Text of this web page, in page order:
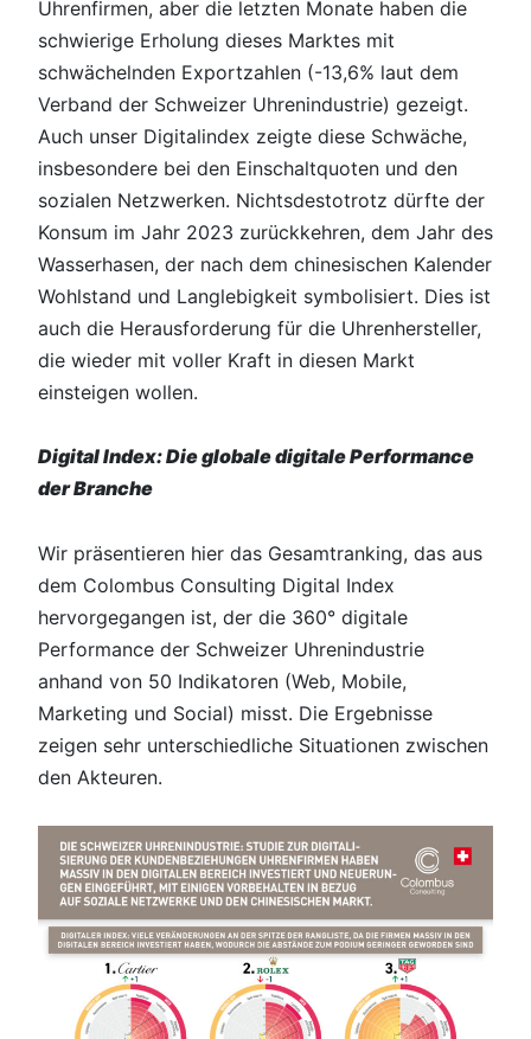
Uhrenfirmen, aber die letzten Monate haben die
schwierige Erholung dieses Marktes mit
schwächelnden Exportzahlen (-13,6% laut dem
Verband der Schweizer Uhrenindustrie) gezeigt.
Auch unser Digitalindex zeigte diese Schwäche,
insbesondere bei den Einschaltquoten und den
sozialen Netzwerken. Nichtsdestotrotz dürfte der
Konsum im Jahr 2023 zurückkehren, dem Jahr des
Wasserhasen, der nach dem chinesischen Kalender
Wohlstand und Langlebigkeit symbolisiert. Dies ist
auch die Herausforderung für die Uhrenhersteller,
die wieder mit voller Kraft in diesen Markt
einsteigen wollen.
Digital Index: Die globale digitale Performance
der Branche
Wir präsentieren hier das Gesamtranking, das aus
dem Colombus Consulting Digital Index
hervorgegangen ist, der die 360° digitale
Performance der Schweizer Uhrenindustrie
anhand von 50 Indikatoren (Web, Mobile,
Marketing und Social) misst. Die Ergebnisse
zeigen sehr unterschiedliche Situationen zwischen
den Akteuren.